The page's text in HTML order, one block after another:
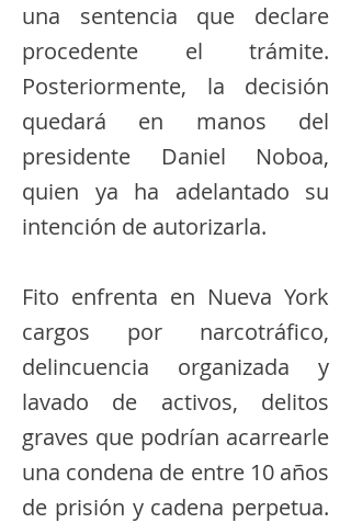
una sentencia que declare
procedente el trámite.
Posteriormente, la decisión
quedará en manos del
presidente Daniel Noboa,
quien ya ha adelantado su
intención de autorizarla.
Fito enfrenta en Nueva York
cargos por narcotráfico,
delincuencia organizada y
lavado de activos, delitos
graves que podrían acarrearle
una condena de entre 10 años
de prisión y cadena perpetua.